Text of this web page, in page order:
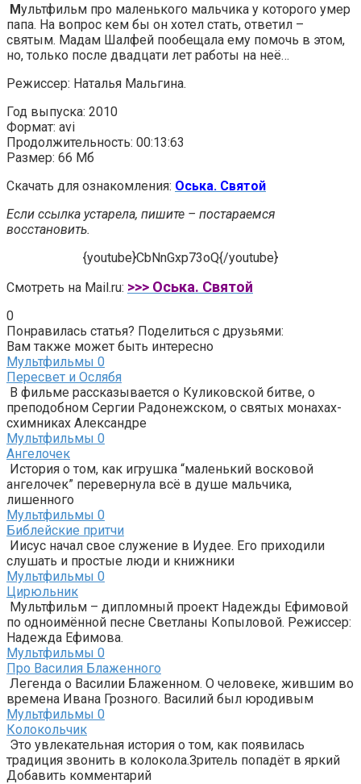
Мультфильм про маленького мальчика у которого умер
папа. На вопрос кем бы он хотел стать, ответил –
святым. Мадам Шалфей пообещала ему помочь в этом,
но, только после двадцати лет работы на неё…
Режиссер: Наталья Мальгина.
Год выпуска: 2010
Формат: avi
Продолжительность: 00:13:63
Размер: 66 Мб
Скачать для ознакомления: Оська. Святой
Если ссылка устарела, пишите – постараемся
восстановить.
{youtube}CbNnGxp73oQ{/youtube}
Смотреть на Mail.ru: >>> Оська. Святой
0
Понравилась статья? Поделиться с друзьями:
Вам также может быть интересно
Мультфильмы 0
Пересвет и Ослябя
В фильме рассказывается о Куликовской битве, о
преподобном Сергии Радонежском, о святых монахах-
схимниках Александре
Мультфильмы 0
Ангелочек
История о том, как игрушка “маленький восковой
ангелочек” перевернула всё в душе мальчика,
лишенного
Мультфильмы 0
Библейские притчи
Иисус начал свое служение в Иудее. Его приходили
слушать и простые люди и книжники
Мультфильмы 0
Цирюльник
Мультфильм – дипломный проект Надежды Ефимовой
по одноимённой песне Светланы Копыловой. Режиссер:
Надежда Ефимова.
Мультфильмы 0
Про Василия Блаженного
Легенда о Василии Блаженном. О человеке, жившим во
времена Ивана Грозного. Василий был юродивым
Мультфильмы 0
Колокольчик
Это увлекательная история о том, как появилась
традиция звонить в колокола.Зритель попадёт в яркий
Добавить комментарий